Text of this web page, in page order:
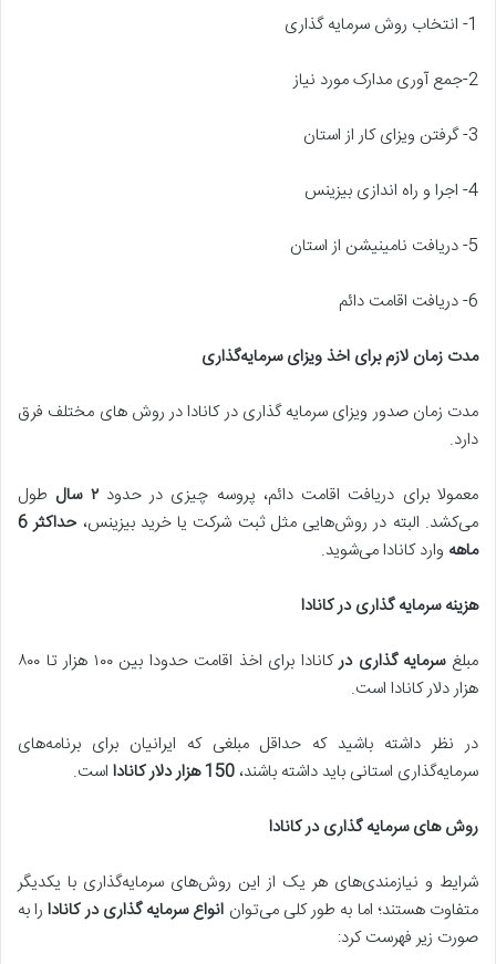
1- انتخاب روش سرمایه گذاری
2-جمع آوری مدارک مورد نیاز
3- گرفتن ویزای کار از استان
4- اجرا و راه اندازی بیزینس
5- دریافت نامینیشن از استان
6- دریافت اقامت دائم
مدت زمان لازم برای اخذ ویزای سرمایه‌گذاری
مدت زمان صدور ویزای سرمایه گذاری در کانادا در روش های مختلف فرق
دارد.
معمولا برای دریافت اقامت دائم، پروسه چیزی در حدود۲ سال طول
می‌کشد. البته در روش‌هایی مثل ثبت شرکت یا خرید بیزینس،
حداکثر 6
ماهه وارد کانادا می‌شوید.
هزینه سرمایه گذاری در کانادا
مبلغسرمایه گذاری در
کانادا برای اخذ اقامت حدودا بین ۱۰۰ هزار تا ۸۰۰
هزار دلار کانادا است.
در نظر داشته باشید که حداقل مبلغی که ایرانیان برای برنامه‌های
سرمایه‌گذاری استانی باید داشته باشند، 150هزار دلار کانادا است.
روش های سرمایه گذاری در کانادا
شرایط و نیازمندی‌های هر یک از این روش‌های سرمایه‌گذاری با یکدیگر
متفاوت هستند؛ اما به طور کلی می‌توان انواع سرمایه گذاری در کانادارا به
صورت زیر فهرست کرد: